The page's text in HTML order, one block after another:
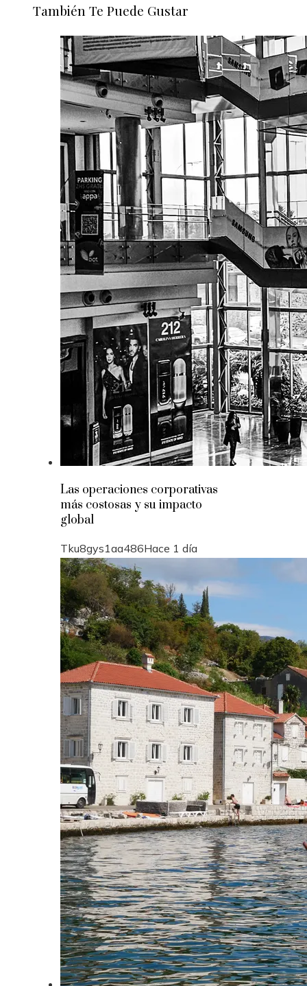
También Te Puede Gustar
Las operaciones corporativas
más costosas y su impacto
global
Tku8gys1aa486Hace 1 día